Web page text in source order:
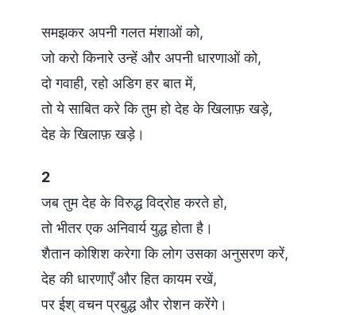
समझकर अपनी गलत मंशाओं को,
जो करो किनारे उन्हें और अपनी धारणाओं को,
दो गवाही, रहो अडिग हर बात में,
तो ये साबित करे कि तुम हो देह के खिलाफ़ खड़े,
देह के खिलाफ़ खड़े।
2
जब तुम देह के विरुद्ध विद्रोह करते हो,
तो भीतर एक अनिवार्य युद्ध होता है।
शैतान कोशिश करेगा कि लोग उसका अनुसरण करें,
देह की धारणाएँ और हित कायम रखें,
पर ईश् वचन प्रबुद्ध और रोशन करेंगे।